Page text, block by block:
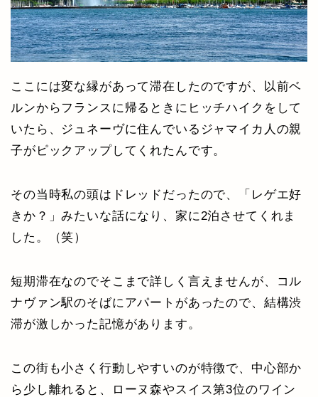
ここには変な縁があって滞在したのですが、以前ベ
ルンからフランスに帰るときにヒッチハイクをして
いたら、ジュネーヴに住んでいるジャマイカ人の親
子がピックアップしてくれたんです。
その当時私の頭はドレッドだったので、「レゲエ好
きか？」みたいな話になり、家に2泊させてくれま
した。（笑）
短期滞在なのでそこまで詳しく言えませんが、コル
ナヴァン駅のそばにアパートがあったので、結構渋
滞が激しかった記憶があります。
この街も小さく行動しやすいのが特徴で、中心部か
ら少し離れると、ローヌ森やスイス第3位のワイン